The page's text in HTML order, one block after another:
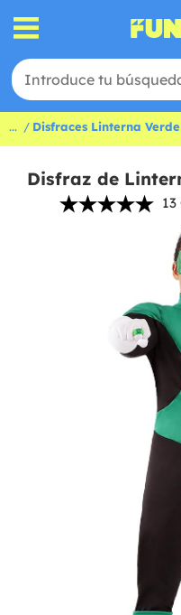
... Disfraces Linterna Verde
Disfraz de